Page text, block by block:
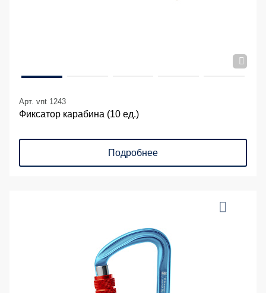
Арт. vnt 1243
Фиксатор карабина (10 ед.)
Подробнее